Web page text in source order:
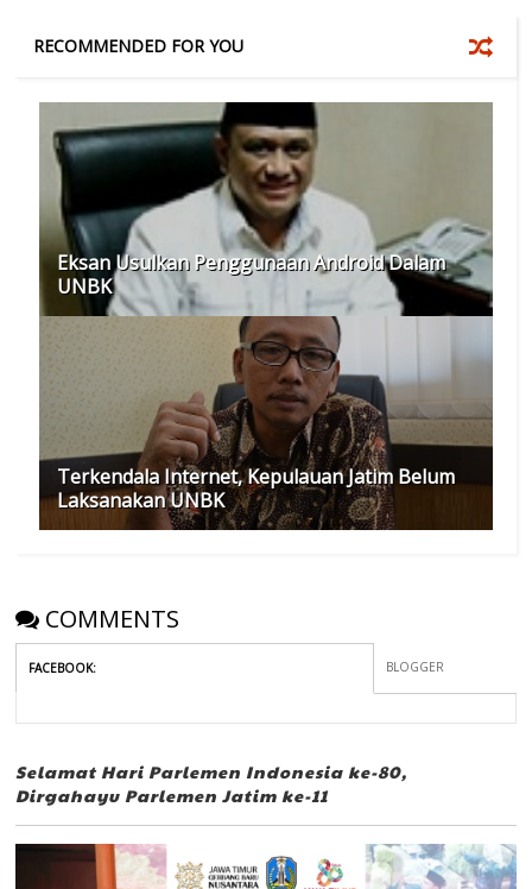
RECOMMENDED FOR YOU
Eksan Usulkan Penggunaan Android Dalam
UNBK
Terkendala Internet, Kepulauan Jatim Belum
Laksanakan UNBK
COMMENTS
FACEBOOK: BLOGGER
Selamat Hari Parlemen Indonesia ke-80,
Dirgahayu Parlemen Jatim ke-11